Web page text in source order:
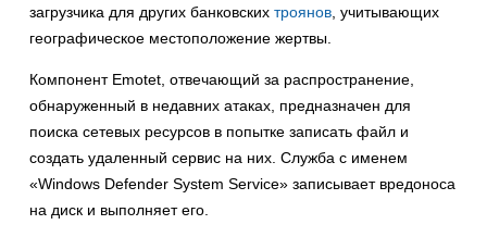
загрузчика для других банковских троянов, учитывающих
географическое местоположение жертвы.
Компонент Emotet, отвечающий за распространение,
обнаруженный в недавних атаках, предназначен для
поиска сетевых ресурсов в попытке записать файл и
создать удаленный сервис на них. Служба с именем
«Windows Defender System Service» записывает вредоноса
на диск и выполняет его.